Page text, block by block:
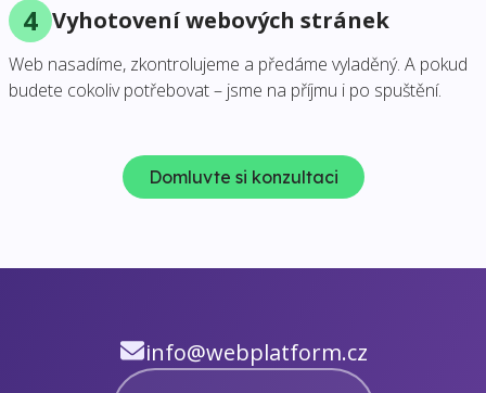
4 Vyhotovení webových stránek
Web nasadíme, zkontrolujeme a předáme vyladěný. A pokud
budete cokoliv potřebovat – jsme na příjmu i po spuštění.
Domluvte si konzultaci
info@webplatform.cz